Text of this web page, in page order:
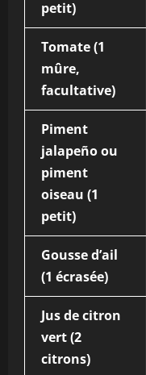
petit)
Tomate (1
mûre,
facultative)
Piment
jalapeño ou
piment
oiseau (1
petit)
Gousse d’ail
(1 écrasée)
Jus de citron
vert (2
citrons)